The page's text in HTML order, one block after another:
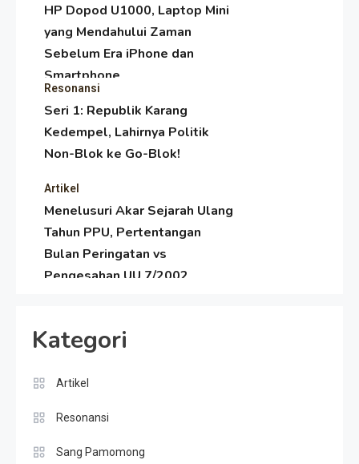
HP Dopod U1000, Laptop Mini
yang Mendahului Zaman
Sebelum Era iPhone dan
Smartphone
Resonansi
Seri 1: Republik Karang
Kedempel, Lahirnya Politik
Non-Blok ke Go-Blok!
Artikel
Menelusuri Akar Sejarah Ulang
Tahun PPU, Pertentangan
Bulan Peringatan vs
Pengesahan UU 7/2002
Kedempel: Saat Presiden
Gareng Lebih Sibuk Orasi
daripada Urus Nasi
Artikel
Menjaga Selendang Tetap
Paser Melawan Arus Zaman
Kategori
Artikel
Resonansi
Sang Pamomong